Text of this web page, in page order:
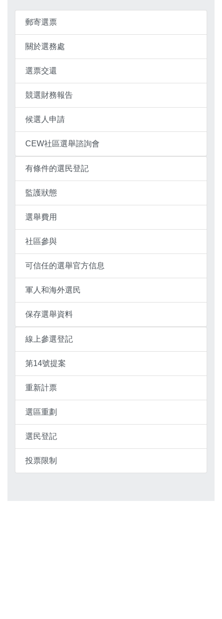
郵寄選票
關於選務處
選票交還
競選財務報告
候選人申請
CEW社區選舉諮詢會
有條件的選民登記
監護狀態
選舉費用
社區參與
可信任的選舉官方信息
軍人和海外選民
保存選舉資料
線上參選登記
第14號提案
重新計票
選區重劃
選民登記
投票限制